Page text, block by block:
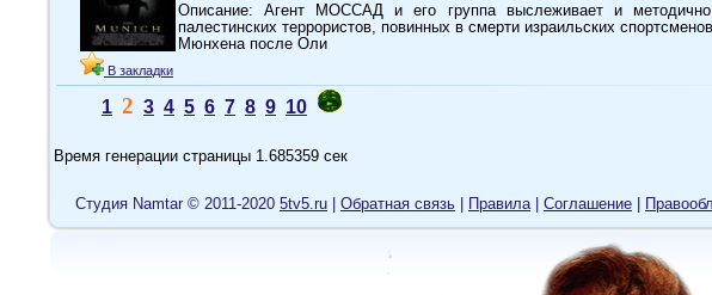
В закладки
Описание: Агент МОССАД и его группа выслеживает и методично
палестинских террористов, повинных в смерти израильских
Мюнхена после Оли
1 2 3 4 5 6 7 8 9 10
Время генерации страницы 1.685359 сек
Cтудия Namtar © 2011-2020 5tv5.ru Обратная связь Правила| Cоглашение